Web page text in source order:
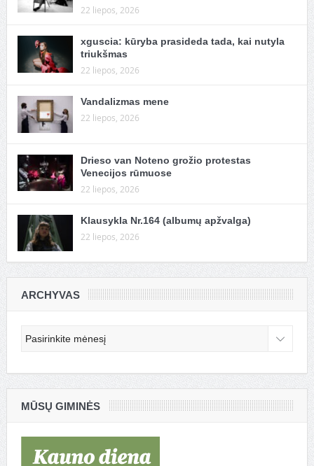
22 liepos, 2026
xguscia: kūryba prasideda tada, kai nutyla
triukšmas
22 liepos, 2026
Vandalizmas mene
22 liepos, 2026
Drieso van Noteno grožio protestas
Venecijos rūmuose
22 liepos, 2026
Klausykla Nr.164 (albumų apžvalga)
22 liepos, 2026
ARCHYVAS
MŪSŲ GIMINĖS